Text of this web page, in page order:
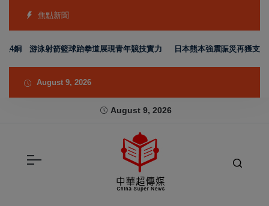
焦點新聞
游泳射箭籃球跆拳道展現青年競技實力 日本熊本強震賑災再獲支持 台
August 9, 2026
August 9, 2026